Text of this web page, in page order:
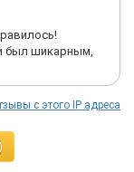
был шикарным,
с этого IP адреса